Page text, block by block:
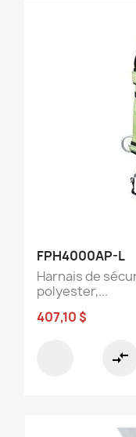
FPH4000AP-L
Harnais de
polyester,...
407,10 $
compare_arrows